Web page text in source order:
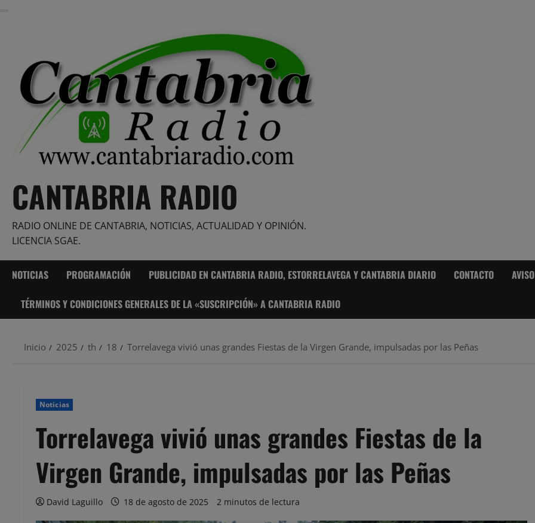
CANTABRIA RADIO
RADIO ONLINE DE CANTABRIA, NOTICIAS, ACTUALIDAD Y OPINIÓN.
LICENCIA SGAE.
NOTICIAS PROGRAMACIÓN PUBLICIDAD EN CANTABRIA RADIO, ESTORRELAVEGA Y CANTABRIA DIARIO CONTACTO
TÉRMINOS Y CONDICIONES GENERALES DE LA «SUSCRIPCIÓN» A CANTABRIA RADIO
Inicio 2025 th 18 Torrelavega vivió unas grandes Fiestas de la Virgen Grande, impulsadas por las Peñas
Noticias
Torrelavega vivió unas grandes Fiestas de la
Virgen Grande, impulsadas por las Peñas
David Laguillo 18 de agosto de 2025 2 minutos de lectura